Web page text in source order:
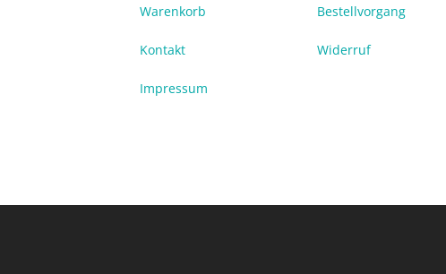
Warenkorb
Kontakt
Impressum
Bestellvorgang
Widerruf